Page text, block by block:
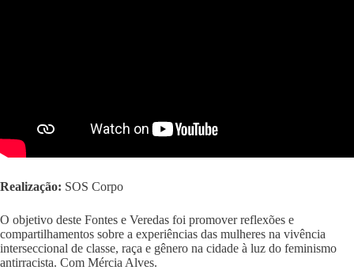
Realização: SOS Corpo
O objetivo deste Fontes e Veredas foi promover reflexões e
compartilhamentos sobre a experiências das mulheres na vivência
interseccional de classe, raça e gênero na cidade à luz do feminismo
antirracista. Com Mércia Alves.